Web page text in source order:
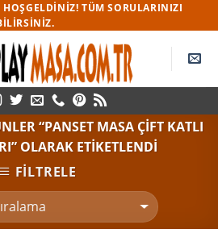
HOŞGELDINIZ! TÜM SORULARINIZI
“PANSET MASA ÇIFT KATLI
OLARAK ETIKETLENDI
FILTRELE